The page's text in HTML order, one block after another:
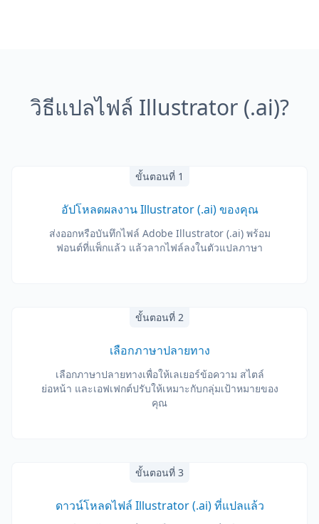
วิธีแปลไฟล์ Illustrator (.ai)?
ขั้นตอนที่ 1
อัปโหลดผลงาน Illustrator (.ai) ของคุณ
ส่งออกหรือบันทึกไฟล์ Adobe Illustrator (.ai) พร้อม
ฟอนต์ที่แพ็กแล้ว แล้วลากไฟล์ลงในตัวแปลภาษา
ขั้นตอนที่ 2
เลือกภาษาปลายทาง
เลือกภาษาปลายทางเพื่อให้เลเยอร์ข้อความ สไตล์
ย่อหน้า และเอฟเฟกต์ปรับให้เหมาะกับกลุ่มเป้าหมายของ
คุณ
ขั้นตอนที่ 3
ดาวน์โหลดไฟล์ Illustrator (.ai) ที่แปลแล้ว